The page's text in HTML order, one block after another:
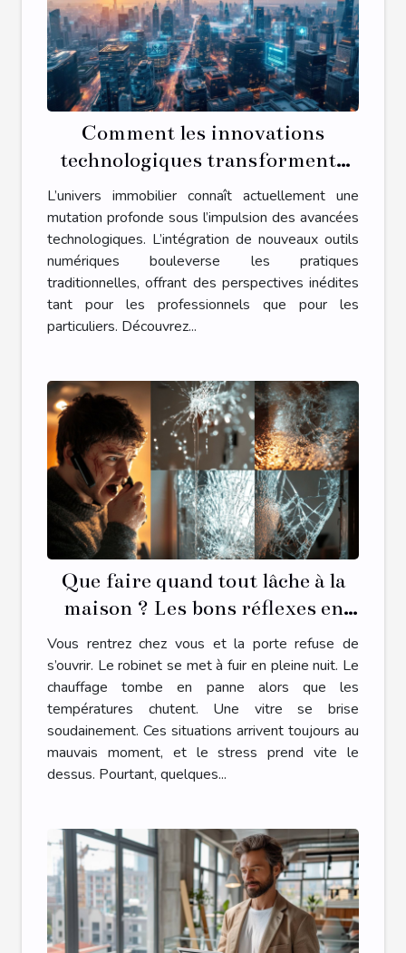
Comment les innovations
technologiques transforment-
elles le secteur immobilier ?
L’univers immobilier connaît actuellement une
mutation profonde sous l’impulsion des avancées
technologiques. L’intégration de nouveaux outils
numériques bouleverse les pratiques
traditionnelles, offrant des perspectives inédites
tant pour les professionnels que pour les
particuliers. Découvrez...
Que faire quand tout lâche à la
maison ? Les bons réflexes en
cas d’urgence plomberie,
serrurerie, chauffage ou vitrerie
Vous rentrez chez vous et la porte refuse de
s’ouvrir. Le robinet se met à fuir en pleine nuit. Le
chauffage tombe en panne alors que les
températures chutent. Une vitre se brise
soudainement. Ces situations arrivent toujours au
mauvais moment, et le stress prend vite le
dessus. Pourtant, quelques...